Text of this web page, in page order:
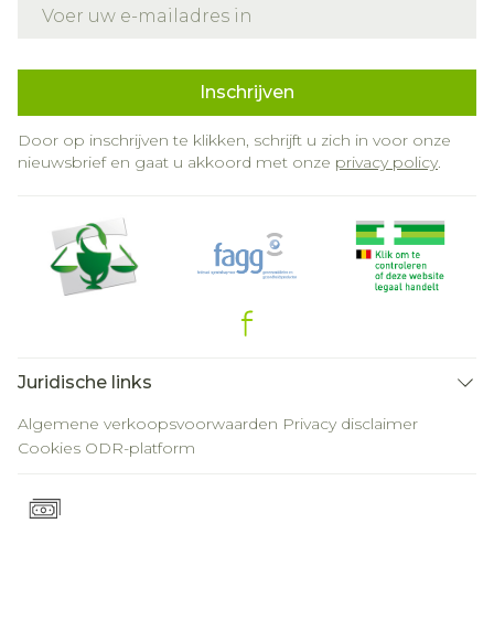
Inschrijven
Door op inschrijven te klikken, schrijft u zich in voor onze
nieuwsbrief en gaat u akkoord met onze privacy policy.
Juridische links
Algemene verkoopsvoorwaarden Privacy disclaimer
Cookies ODR-platform